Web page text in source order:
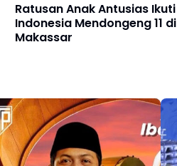
Ratusan Anak Antusias Ikuti
Indonesia Mendongeng 11 di
Makassar